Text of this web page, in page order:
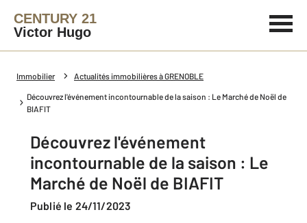
CENTURY 21
Victor Hugo
Immobilier Actualités immobilières à GRENOBLE
Découvrez l'événement incontournable de la saison : Le Marché de Noël de
BIAFIT
Découvrez l'événement
incontournable de la saison : Le
Marché de Noël de BIAFIT
Publié le 24/11/2023